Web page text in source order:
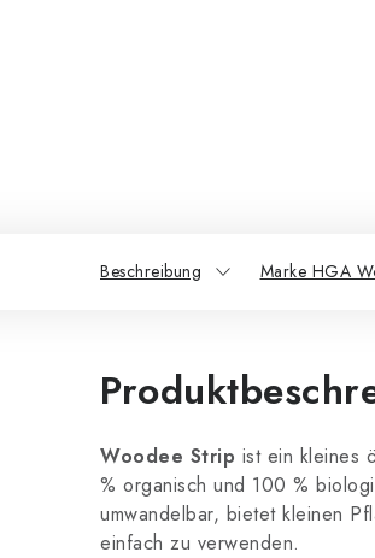
Beschreibung Marke HGA
Woodee Strip ist ein kleines
% organisch und 100 %
umwandelbar, bietet kleinen
einfach zu verwenden.